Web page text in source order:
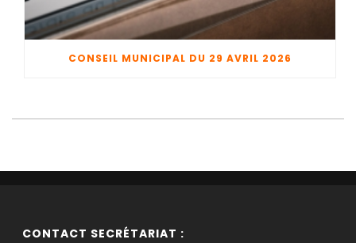
CONSEIL MUNICIPAL DU 29 AVRIL 2026
CONTACT SECRÉTARIAT :